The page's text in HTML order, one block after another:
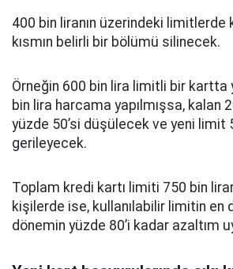
400 bin liranın üzerindeki limitlerde
kısmın belirli bir bölümü silinecek.
Örneğin 600 bin lira limitli bir kartta
bin lira harcama yapılmışsa, kalan
yüzde 50’si düşülecek ve yeni limit
gerileyecek.
Toplam kredi kartı limiti 750 bin
kişilerde ise, kullanılabilir limitin en
dönemin yüzde 80’i kadar azaltım